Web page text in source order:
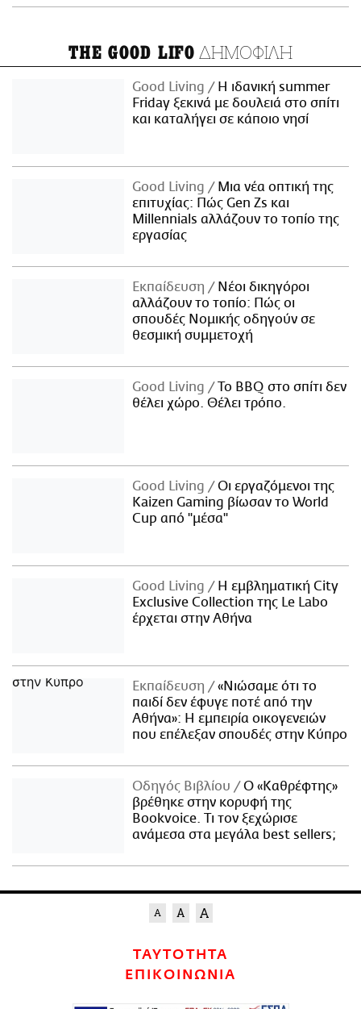
THE GOOD LIFO ΔΗΜΟΦΙΛΗ
Good Living
Η ιδανική summer
Friday ξεκινά με δουλειά στο σπίτι
και καταλήγει σε κάποιο νησί
Good Living
Μια νέα οπτική της
επιτυχίας: Πώς Gen Zs και
Millennials αλλάζουν το τοπίο της
εργασίας
Εκπαίδευση
Νέοι δικηγόροι
αλλάζουν το τοπίο: Πώς οι
σπουδές Νομικής οδηγούν σε
θεσμική συμμετοχή
Good Living
Το BBQ στο σπίτι δεν
θέλει χώρο. Θέλει τρόπο.
Good Living
Οι εργαζόμενοι της
Kaizen Gaming βίωσαν το World
Cup από "μέσα"
Good Living
Η εμβληματική City
Exclusive Collection της Le Labo
έρχεται στην Αθήνα
Εκπαίδευση
«Νιώσαμε ότι το
παιδί δεν έφυγε ποτέ από την
Αθήνα»: Η εμπειρία οικογενειών
που επέλεξαν σπουδές στην Κύπρο
Οδηγός Βιβλίου
Ο «Καθρέφτης»
βρέθηκε στην κορυφή της
Bookvoice. Τι τον ξεχώρισε
ανάμεσα στα μεγάλα best sellers;
ΤΑΥΤΟΤΗΤΑ
ΕΠΙΚΟΙΝΩΝΙΑ